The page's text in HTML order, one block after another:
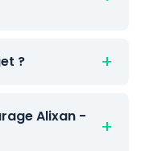
?
Alixan -